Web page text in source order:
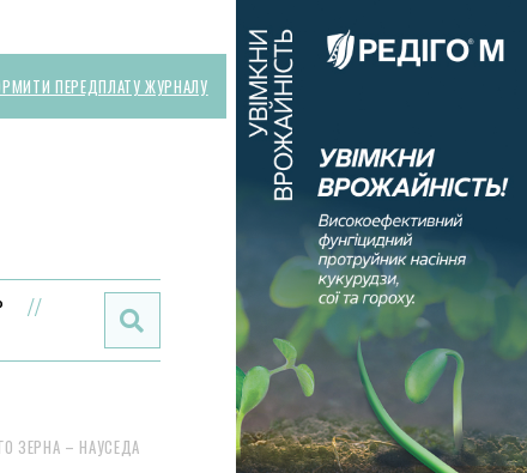
ПЕРЕДПЛАТУ ЖУРНАЛУ
ЗЕРНА – НАУСЕДА